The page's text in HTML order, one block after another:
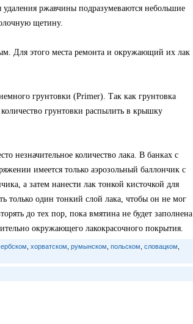
ржавчины подразумеваются небольшие
щетину.
Для этого места ремонта и окружающий их лак
грунтовки (Primer). Так как грунтовка
грунтовки распылить в крышку
незначительное количество лака. В банках с
имеется только аэрозольный баллончик с
а затем нанести лак тонкой кисточкой для
только один тонкий слой лака, чтобы он не мог
до тех пор, пока вмятина не будет заполнена
окружающего лакокрасочного покрытия.
хорватском румынском польском словацком